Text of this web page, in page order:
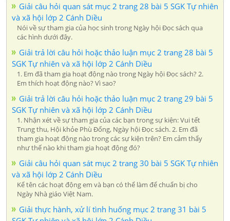
Giải câu hỏi quan sát mục 2 trang 28 bài 5 SGK Tự nhiên
và xã hội lớp 2 Cánh Diều
Nói về sự tham gia của học sinh trong Ngày hội Đọc sách qua
các hình dưới đây.
Giải trả lời câu hỏi hoặc thảo luận mục 2 trang 28 bài 5
SGK Tự nhiên và xã hội lớp 2 Cánh Diều
1. Em đã tham gia hoạt động nào trong Ngày hội Đọc sách? 2.
Em thích hoạt động nào? Vì sao?
Giải trả lời câu hỏi hoặc thảo luận mục 2 trang 29 bài 5
SGK Tự nhiên và xã hội lớp 2 Cánh Diều
1. Nhận xét về sự tham gia của các bạn trong sự kiện: Vui tết
Trung thu, Hội khỏe Phù Đổng, Ngày hội Đọc sách. 2. Em đã
tham gia hoạt động nào trong các sự kiện trên? Em cảm thấy
như thế nào khi tham gia hoạt động đó?
Giải câu hỏi quan sát mục 2 trang 30 bài 5 SGK Tự nhiên
và xã hội lớp 2 Cánh Diều
Kể tên các hoạt động em và bạn có thể làm để chuẩn bị cho
Ngày Nhà giáo Việt Nam.
Giải thực hành, xử lí tình huống mục 2 trang 31 bài 5